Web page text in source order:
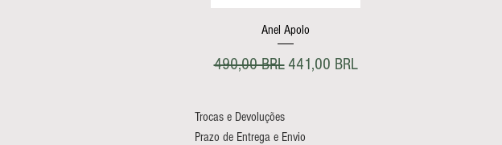
Vista rápida
Anel Apolo
Precio
490,00 BRL Precio de oferta
441,00 BRL
Trocas e Devoluções
Prazo de Entrega e Envio